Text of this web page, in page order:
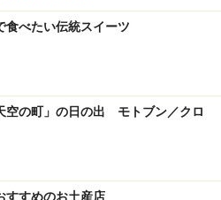
食べたい伝統スイーツ
空の町」の日の出 モトブン／クロ
すすめのお土産店